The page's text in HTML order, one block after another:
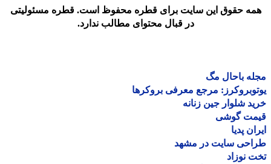
حقوق این سایت برای قطره محفوظ است. قطره مسئولیتی
در قبال محتوای مطالب ندارد.
باحال مگ
مرجع معرفی بروکرها
شلوار جین زنانه
گوشی
پدیا
سایت در مشهد
نوزاد